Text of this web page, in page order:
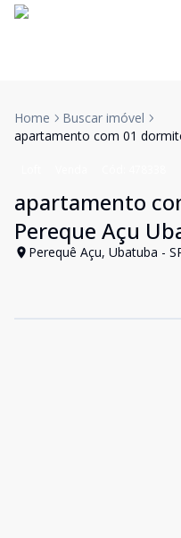
Home
Buscar imóvel
apartamento com 01
apartamento
Pereque Açu
Perequê Açu, Ubatuba -